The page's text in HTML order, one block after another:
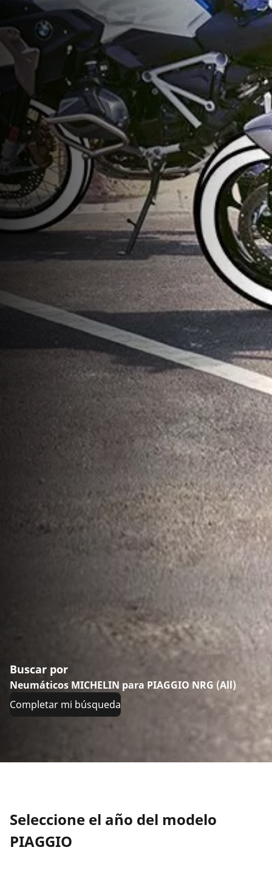
Buscar por
Neumáticos MICHELIN para PIAGGIO NRG (All)
Completar mi búsqueda
Seleccione el año del modelo
PIAGGIO